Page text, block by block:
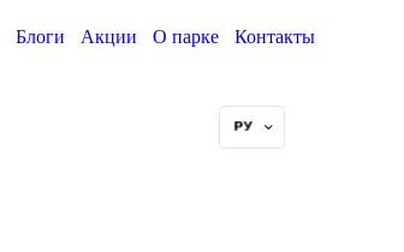
Блоги Акции О парке Контакты